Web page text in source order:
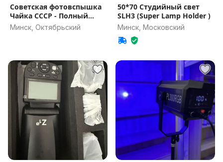
Советская фотовспышка
Чайка СССР - Полный
рабочий
Минск, Октябрьский
50*70 Студийный свет
SLH3 (Super Lamp Holder )
Минск, Московский